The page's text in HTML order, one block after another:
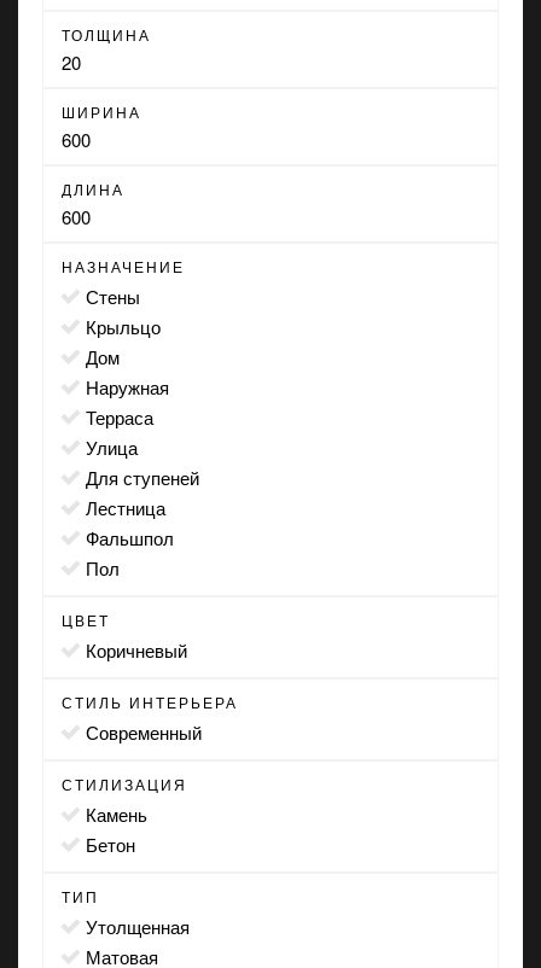
ТОЛЩИНА
20
ШИРИНА
600
ДЛИНА
600
НАЗНАЧЕНИЕ
стены
крыльцо
дом
наружная
терраса
улица
для ступеней
лестница
фальшпол
пол
ЦВЕТ
коричневый
СТИЛЬ ИНТЕРЬЕРА
современный
СТИЛИЗАЦИЯ
камень
бетон
ТИП
утолщенная
матовая